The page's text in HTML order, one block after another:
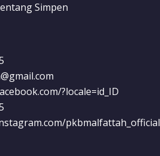
Simpen
?locale=id_ID